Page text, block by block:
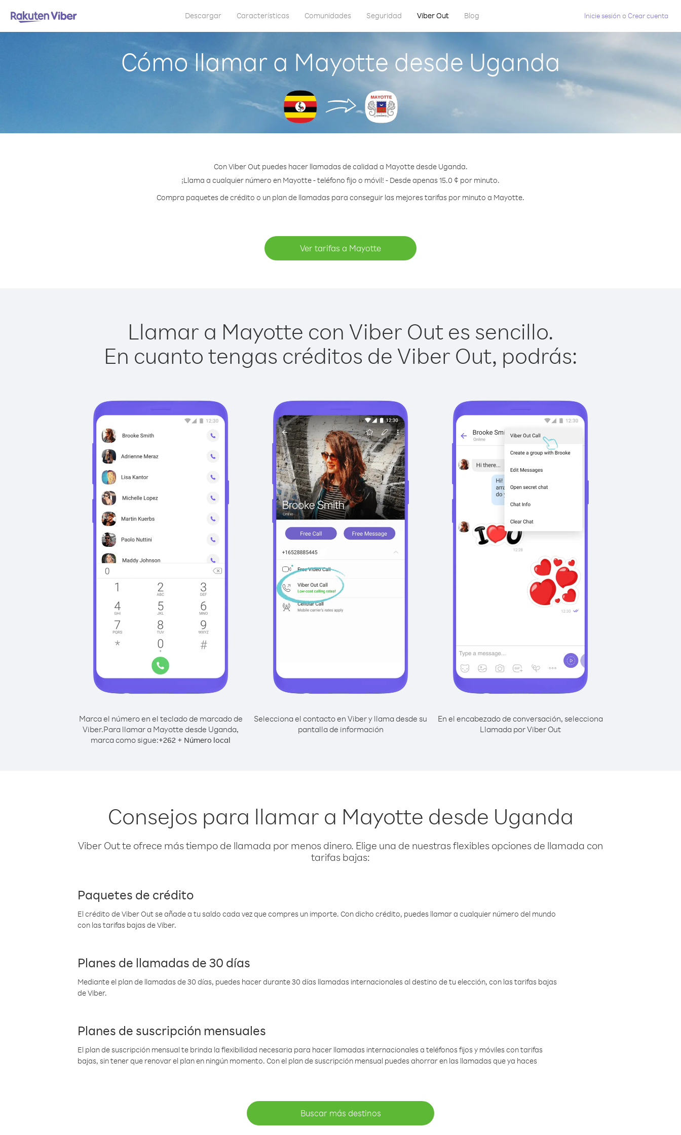
Descargar Características Comunidades Seguridad Viber Out Blog Inicie sesión oCrear cuenta
Cómo llamar a Mayotte desde Uganda
Con Viber Out puedes hacer llamadas de calidad a Mayotte desde Uganda.
¡Llama a cualquier número en Mayotte - teléfono fijo o móvil! - Desde apenas 15.0 ¢ por minuto.
Compra paquetes de crédito o un plan de llamadas para conseguir las mejores tarifas por minuto a Mayotte.
Ver tarifas a Mayotte
Llamar a Mayotte con Viber Out es sencillo.
En cuanto tengas créditos de Viber Out, podrás:
Marca el número en el teclado de marcado de
Viber.Para llamar a Mayotte desde Uganda,
marca como sigue:+262 + Número local
Selecciona el contacto en Viber y llama desde su
pantalla de información
En el encabezado de conversación, selecciona
Llamada por Viber Out
Consejos para llamar a Mayotte desde Uganda
Viber Out te ofrece más tiempo de llamada por menos dinero. Elige una de nuestras flexibles opciones de llamada con
tarifas bajas:
Paquetes de crédito
El crédito de Viber Out se añade a tu saldo cada vez que compres un importe. Con dicho crédito, puedes llamar a cualquier número del mundo
con las tarifas bajas de Viber.
Planes de llamadas de 30 días
Mediante el plan de llamadas de 30 días, puedes hacer durante 30 días llamadas internacionales al destino de tu elección, con las tarifas bajas
de Viber.
Planes de suscripción mensuales
El plan de suscripción mensual te brinda la flexibilidad necesaria para hacer llamadas internacionales a teléfonos fijos y móviles con tarifas
bajas, sin tener que renovar el plan en ningún momento. Con el plan de suscripción mensual puedes ahorrar en las llamadas que ya haces
Buscar más destinos